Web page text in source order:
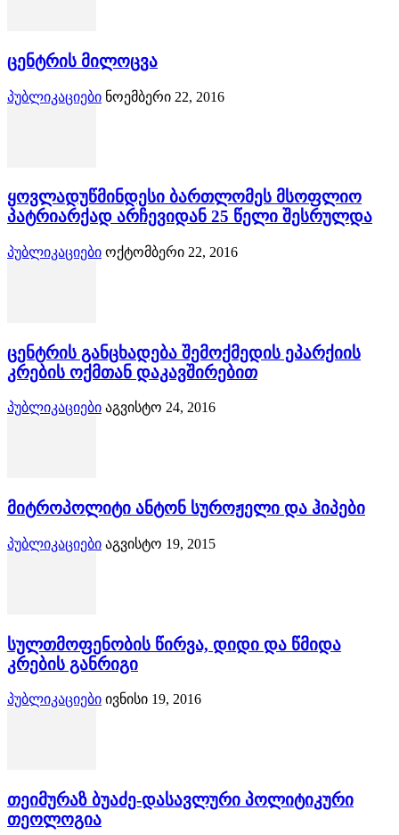
ცენტრის მილოცვა
პუბლიკაციები ნოემბერი 22, 2016
ყოვლადუწმინდესი ბართლომეს მსოფლიო
პატრიარქად არჩევიდან 25 წელი შესრულდა
პუბლიკაციები ოქტომბერი 22, 2016
ცენტრის განცხადება შემოქმედის ეპარქიის
კრების ოქმთან დაკავშირებით
პუბლიკაციები აგვისტო 24, 2016
მიტროპოლიტი ანტონ სუროჟელი და ჰიპები
პუბლიკაციები აგვისტო 19, 2015
სულთმოფენობის წირვა, დიდი და წმიდა
კრების განრიგი
პუბლიკაციები ივნისი 19, 2016
თეიმურაზ ბუაძე-დასავლური პოლიტიკური
თეოლოგია